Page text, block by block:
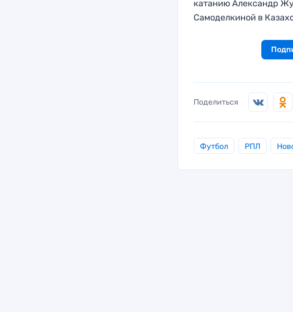
катанию Александр
Самоделкиной в
Поделиться
Футбол РПЛ